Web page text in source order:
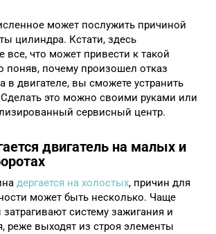
может послужить причиной
цилиндра. Кстати, здесь
все, что может привести к такой
поняв, почему произошел отказ
в двигателе, вы сможете устранить
это можно своими руками или
сервисный центр.
двигатель на малых и
дергается на холостых, причин для
может быть несколько. Чаще
систему зажигания и
реже выходят из строя элементы